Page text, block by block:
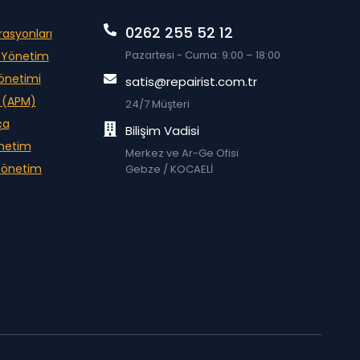
Yönetim
0262 255 52 12
Pazartesi - Cuma: 9:00 – 18:00
satis@repairist.com.tr
24/7 Müşteri
Bilişim Vadisi
Merkez ve Ar-Ge Ofisi
Gebze / KOCAELİ